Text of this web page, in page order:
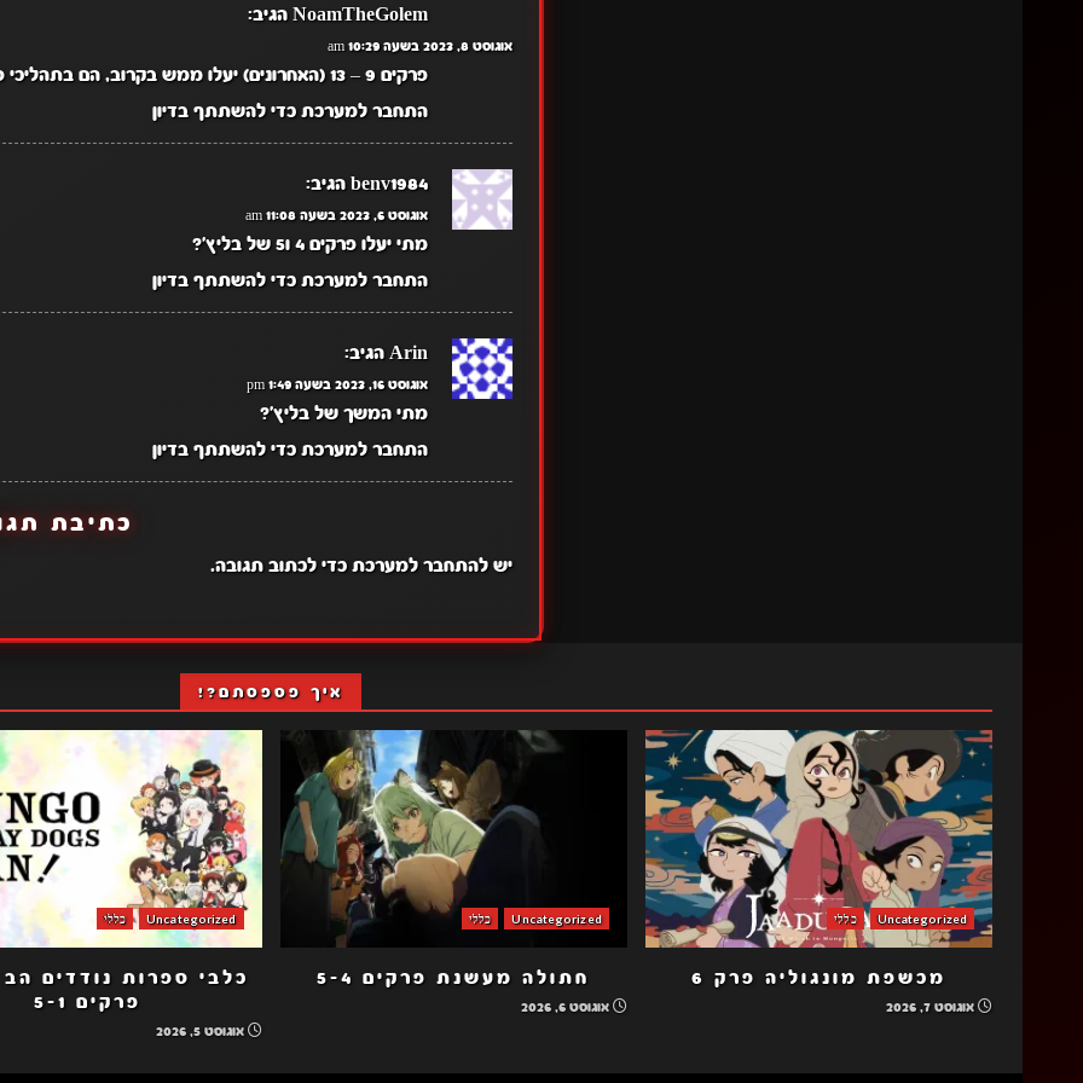
NoamTheGolem הגיב:
אוגוסט 8, 2023 בשעה 10:29 am
פרקים 9 – 13 (האחרונים) יעלו ממש בקרוב, הם בתהליכי סיום.
התחבר למערכת כדי להשתתף בדיון
benv1984 הגיב:
אוגוסט 6, 2023 בשעה 11:08 am
מתי יעלו פרקים 4 ו5 של בליץ'?
התחבר למערכת כדי להשתתף בדיון
Arin הגיב:
אוגוסט 16, 2023 בשעה 1:49 pm
מתי המשך של בליץ'?
התחבר למערכת כדי להשתתף בדיון
כתיבת
יש להתחבר למערכתכדי לכתוב תגובה.
איך פספסתם?!
Uncategorized כללי
מכשפת מונגוליה פרק 6
אוגוסט 7, 2026
Uncategorized כללי
חתולה מעשנת פרקים 5-4
אוגוסט 6, 2026
Uncategorized כללי
פרקים 5-1
אוגוסט 5, 2026